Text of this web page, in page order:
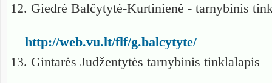
12. Giedrė Balčytytė-Kurtinienė - tarnybinis
http://web.vu.lt/flf/g.balcytyte/
13. Gintarės Judžentytės tarnybinis tinklalapis